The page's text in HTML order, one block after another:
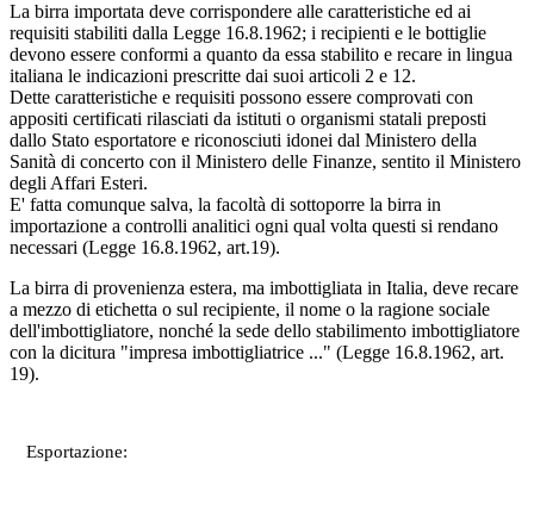
La birra importata deve corrispondere alle caratteristiche ed ai
requisiti stabiliti dalla Legge 16.8.1962; i recipienti e le bottiglie
devono essere conformi a quanto da essa stabilito e recare in lingua
italiana le indicazioni prescritte dai suoi articoli 2 e 12.
Dette caratteristiche e requisiti possono essere comprovati con
appositi certificati rilasciati da istituti o organismi statali preposti
dallo Stato esportatore e riconosciuti idonei dal Ministero della
Sanità di concerto con il Ministero delle Finanze, sentito il Ministero
degli Affari Esteri.
E' fatta comunque salva, la facoltà di sottoporre la birra in
importazione a controlli analitici ogni qual volta questi si rendano
necessari (Legge 16.8.1962, art.19).
La birra di provenienza estera, ma imbottigliata in Italia, deve recare
a mezzo di etichetta o sul recipiente, il nome o la ragione sociale
dell'imbottigliatore, nonché la sede dello stabilimento imbottigliatore
con la dicitura "impresa imbottigliatrice ..." (Legge 16.8.1962, art.
19).
Esportazione: